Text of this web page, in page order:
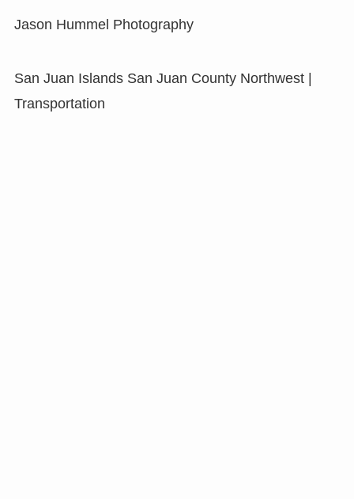
Jason Hummel Photography
San Juan Islands San Juan County Northwest |
Transportation